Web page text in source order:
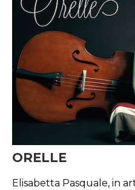
ORELLE
Elisabetta Pasquale, in